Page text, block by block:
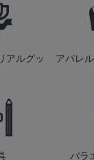
アルグッ
アパレ
バラ